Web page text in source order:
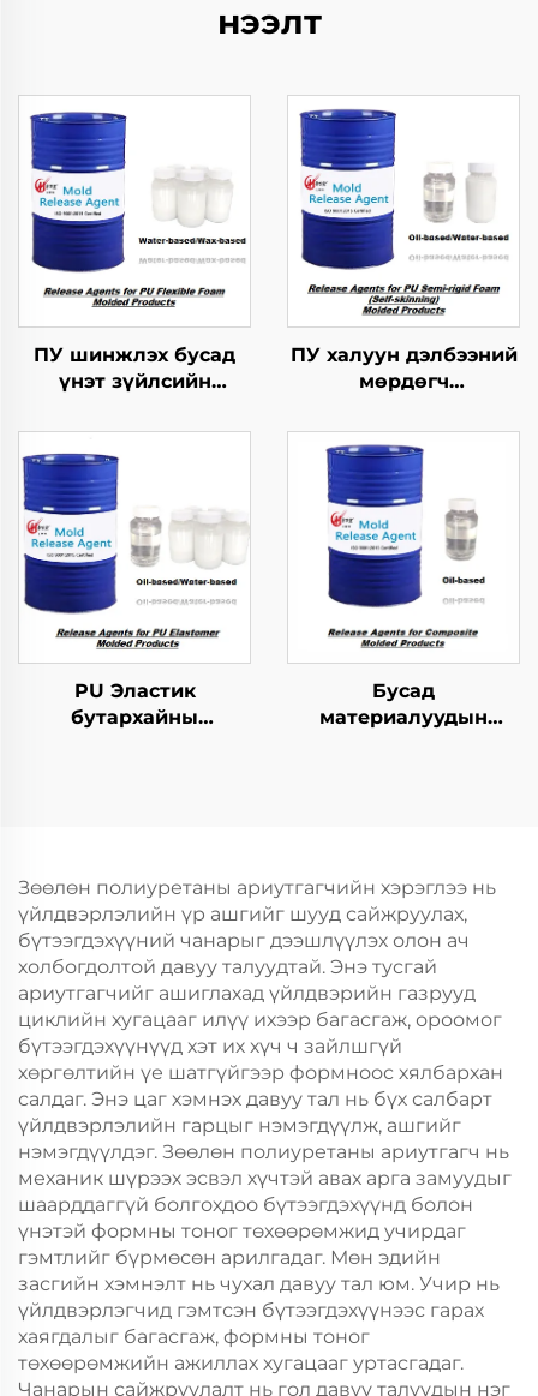
нээлт
ПУ шинжлэх бусад
үнэт зүйлсийн
бутархайг гаргах
агент
ПУ халуун дэлбээний
мөрдөгч
хэрэгсэл
PU Эластик
бутархайны
Бусад
материалуудын
Зөөлөн полиуретаны ариутгагчийн хэрэглээ нь
үйлдвэрлэлийн үр ашгийг шууд сайжруулах,
бүтээгдэхүүний чанарыг дээшлүүлэх олон ач
холбогдолтой давуу талуудтай. Энэ тусгай
ариутгагчийг ашиглахад үйлдвэрийн газрууд
циклийн хугацааг илүү ихээр багасгаж, ороомог
бүтээгдэхүүнүүд хэт их хүч ч зайлшгүй
хөргөлтийн үе шатгүйгээр формноос хялбархан
салдаг. Энэ цаг хэмнэх давуу тал нь бүх салбарт
үйлдвэрлэлийн гарцыг нэмэгдүүлж, ашгийг
нэмэгдүүлдэг. Зөөлөн полиуретаны ариутгагч нь
механик шүрээх эсвэл хүчтэй авах арга замуудыг
шаарддаггүй болгохдоо бүтээгдэхүүнд болон
үнэтэй формны тоног төхөөрөмжид учирдаг
гэмтлийг бүрмөсөн арилгадаг. Мөн эдийн
засгийн хэмнэлт нь чухал давуу тал юм. Учир нь
үйлдвэрлэгчид гэмтсэн бүтээгдэхүүнээс гарах
хаягдалыг багасгаж, формны тоног
төхөөрөмжийн ажиллах хугацааг уртасгадаг.
Чанарын сайжруулалт нь гол давуу талуудын нэг